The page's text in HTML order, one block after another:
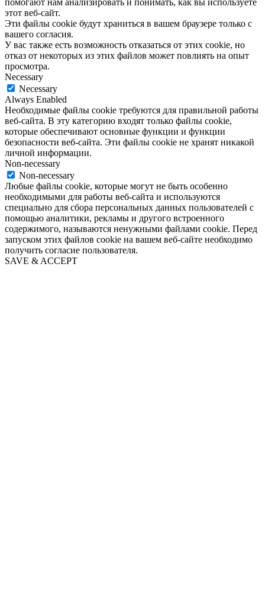
этот веб-сайт.
Эти файлы cookie будут храниться в вашем браузере только с
вашего согласия.
У вас также есть возможность отказаться от этих cookie, но
отказ от некоторых из этих файлов может повлиять на опыт
просмотра.
Necessary
Necessary
Always Enabled
Необходимые файлы cookie требуются для правильной работы
веб-сайта. В эту категорию входят только файлы cookie,
которые обеспечивают основные функции и функции
безопасности веб-сайта. Эти файлы cookie не хранят никакой
личной информации.
Non-necessary
Non-necessary
Любые файлы cookie, которые могут не быть особенно
необходимыми для работы веб-сайта и используются
специально для сбора персональных данных пользователей с
помощью аналитики, рекламы и другого встроенного
содержимого, называются ненужными файлами cookie. Перед
запуском этих файлов cookie на вашем веб-сайте необходимо
получить согласие пользователя.
SAVE & ACCEPT